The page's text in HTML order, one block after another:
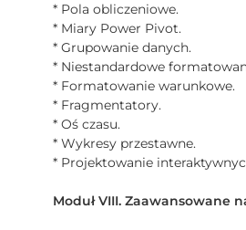
* Pola obliczeniowe.
* Miary Power Pivot.
* Grupowanie danych.
* Niestandardowe
* Formatowanie warunkowe.
* Fragmentatory.
* Oś czasu.
* Wykresy przestawne.
* Projektowanie
Moduł VIII. Zaawansowane